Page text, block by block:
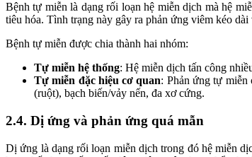
Bệnh tự miễn là dạng rối loạn hệ miễn dịch mà hệ
tiêu hóa. Tình trạng này gây ra phản ứng viêm kéo
Bệnh tự miễn được chia thành hai nhóm:
Tự miễn hệ thống: Hệ miễn dịch tấn công
Tự miễn đặc hiệu cơ quan: Phản ứng tự miễn
(ruột), bạch biến/vảy nến, đa xơ cứng.
2.4. Dị ứng và phản ứng quá mẫn
Dị ứng là dạng rối loạn miễn dịch trong đó hệ miễn